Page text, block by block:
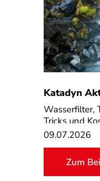
Katadyn
Wasserfilter,
Tricks und
09.07.2026
Zum